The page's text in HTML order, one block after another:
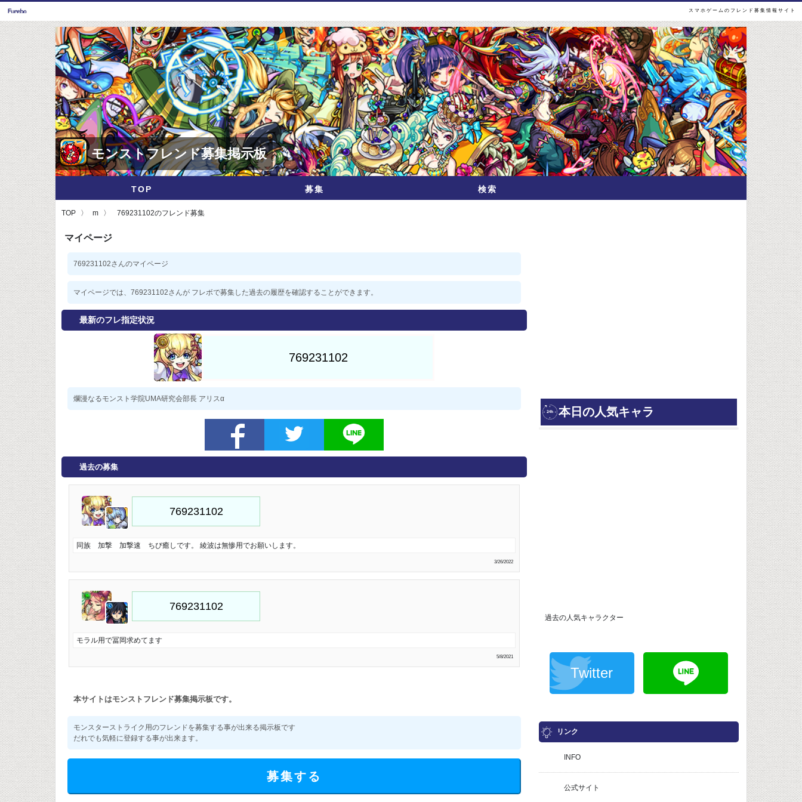
スマホゲームのフレンド募集情報サイト
モンストフレンド募集掲示板
TOP 募集 検索
TOP m 769231102のフレンド募集
マイページ
769231102さんのマイページ
マイページでは、769231102さんが フレボで募集した過去の履歴を確認することができます。
最新のフレ指定状況
爛漫なるモンスト学院UMA研究会部長 アリスα
過去の募集
同族 加撃 加撃速 ちび癒しです。 綾波は無惨用でお願いします。
3/26/2022
モラル用で冨岡求めてます
5/8/2021
本サイトはモンストフレンド募集掲示板です。
モンスターストライク用のフレンドを募集する事が出来る掲示板です
だれでも気軽に登録する事が出来ます。
募集する
過去の人気キャラクター
Twitter
リンク
INFO
公式サイト